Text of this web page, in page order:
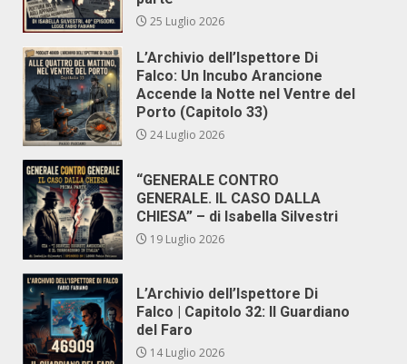
25 Luglio 2026
L’Archivio dell’Ispettore Di
Falco: Un Incubo Arancione
Accende la Notte nel Ventre del
Porto (Capitolo 33)
24 Luglio 2026
“GENERALE CONTRO
GENERALE. IL CASO DALLA
CHIESA” – di Isabella Silvestri
19 Luglio 2026
L’Archivio dell’Ispettore Di
Falco | Capitolo 32: Il Guardiano
del Faro
14 Luglio 2026